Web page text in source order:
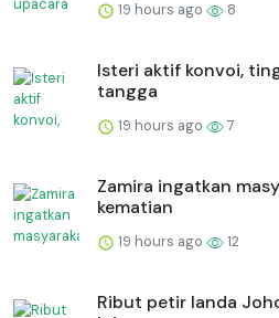
19 hours ago 8
Isteri aktif konvoi,
tangga
19 hours ago 7
Zamira ingatkan
kematian
19 hours ago 12
Ribut petir landa